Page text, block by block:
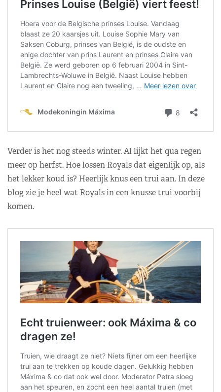
Verder is het nog steeds winter. Al lijkt het qua regen
meer op herfst. Hoe lossen Royals dat eigenlijk op, als
het lekker koud is? Heerlijk knus een trui aan. In deze
blog zie je heel wat Royals in een knusse trui voorbij
komen.